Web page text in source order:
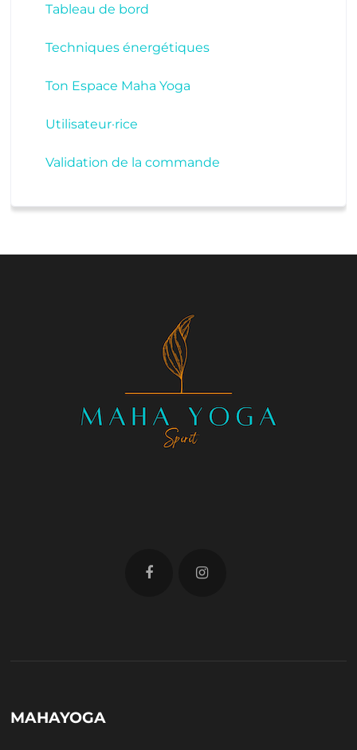
Tableau de bord
Techniques énergétiques
Ton Espace Maha Yoga
Utilisateur·rice
Validation de la commande
MAHAYOGA